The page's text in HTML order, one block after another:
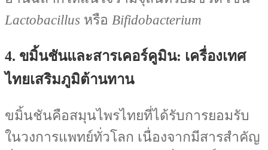
Lactobacillus หรือ Bifidobacterium
4. ขมิ้นชันและสารเคอร์คูมิน: เครื่องเทศ
ไทยเสริมภูมิต้านทาน
ขมิ้นชันคือสมุนไพรไทยที่ได้รับการยอมรับ
ในวงการแพทย์ทั่วโลก เนื่องจากมีสารสำคัญ